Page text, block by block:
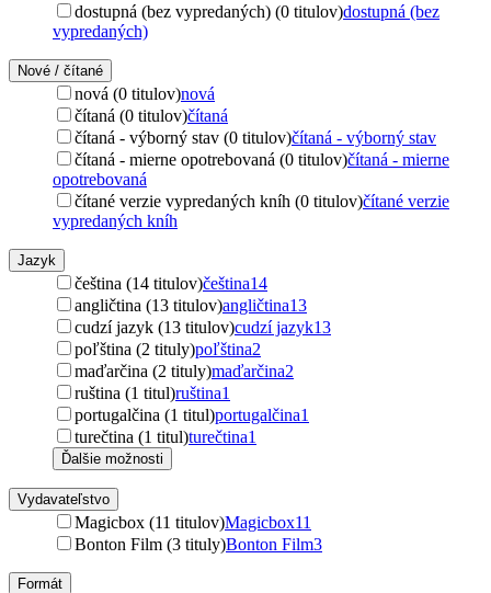
dostupná (bez vypredaných) (0 titulov)dostupná (bez
vypredaných)
Nové / čítané
nová (0 titulov)nová
čítaná (0 titulov)čítaná
čítaná - výborný stav (0 titulov)čítaná - výborný stav
čítaná - mierne opotrebovaná (0 titulov)čítaná - mierne
opotrebovaná
čítané verzie vypredaných kníh (0 titulov)čítané verzie
vypredaných kníh
Jazyk
čeština (14 titulov)čeština14
angličtina (13 titulov)angličtina13
cudzí jazyk (13 titulov)cudzí jazyk13
poľština (2 tituly)poľština2
maďarčina (2 tituly)maďarčina2
ruština (1 titul)ruština1
portugalčina (1 titul)portugalčina1
turečtina (1 titul)turečtina1
Ďalšie možnosti
Vydavateľstvo
Magicbox (11 titulov)Magicbox11
Bonton Film (3 tituly)Bonton Film3
Formát